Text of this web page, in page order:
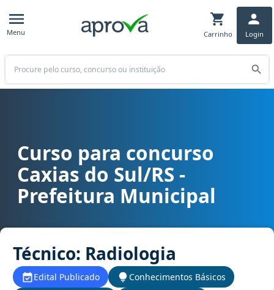
Menu Carrinho Login
Buscar
Curso para concurso Caxias do Sul/RS - Prefeitura Municipal
Curso para concurso
Caxias do Sul/RS -
Prefeitura Municipal
Técnico: Radiologia
Edital Publicado
Conhecimentos Básicos